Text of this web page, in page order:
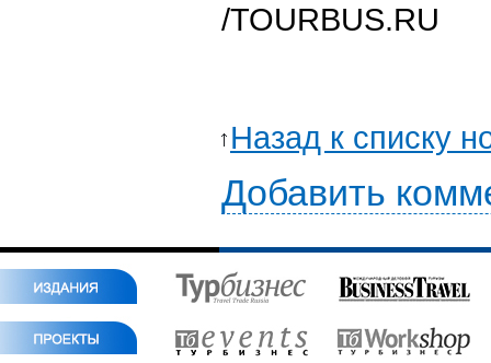
/TOURBUS.RU
Назад к списку
Добавить